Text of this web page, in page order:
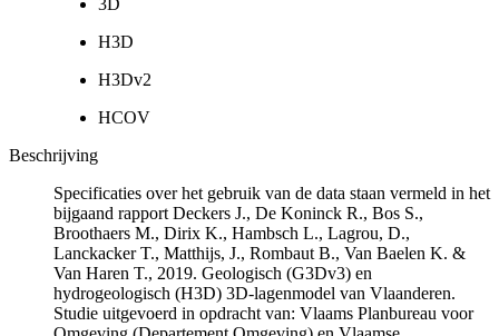
H3D
H3Dv2
HCOV
Beschrijving
Specificaties over het gebruik van de data staan vermeld in het
bijgaand rapport Deckers J., De Koninck R., Bos S.,
Broothaers M., Dirix K., Hambsch L., Lagrou, D.,
Lanckacker T., Matthijs, J., Rombaut B., Van Baelen K. &
Van Haren T., 2019. Geologisch (G3Dv3) en
hydrogeologisch (H3D) 3D-lagenmodel van Vlaanderen.
Studie uitgevoerd in opdracht van: Vlaams Planbureau voor